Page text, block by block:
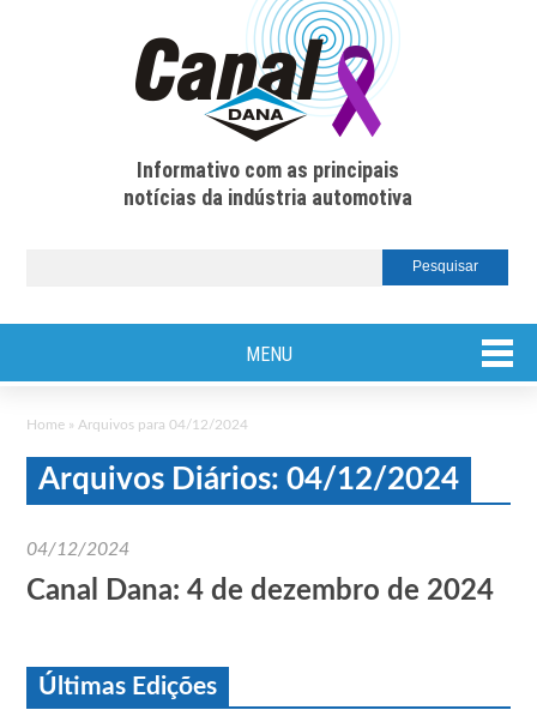
Informativo com as principais
notícias da indústria automotiva
MENU
Home » Arquivos para 04/12/2024
Arquivos Diários: 04/12/2024
04/12/2024
Canal Dana: 4 de dezembro de 2024
Últimas Edições